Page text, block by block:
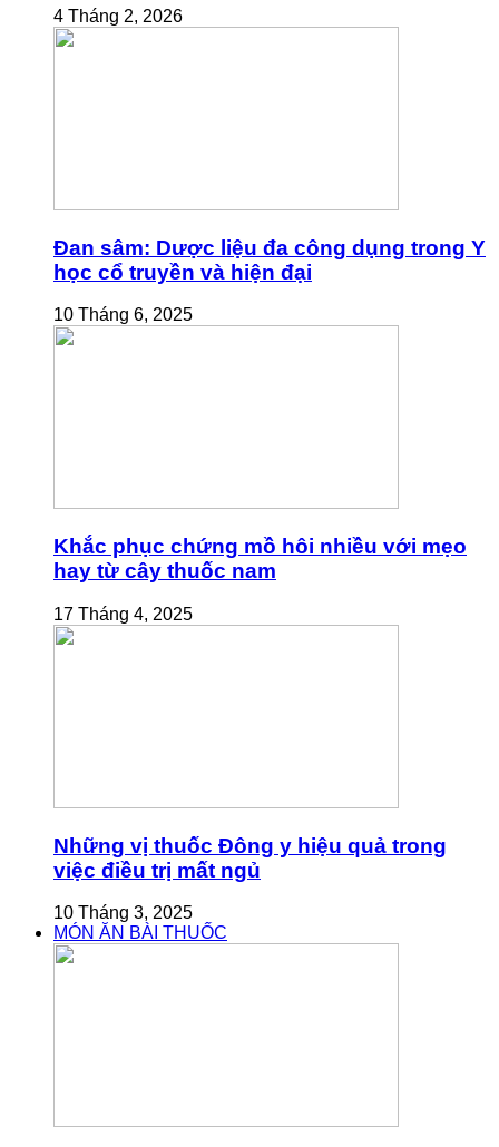
4 Tháng 2, 2026
Đan sâm: Dược liệu đa công dụng trong Y
học cổ truyền và hiện đại
10 Tháng 6, 2025
Khắc phục chứng mồ hôi nhiều với mẹo
hay từ cây thuốc nam
17 Tháng 4, 2025
Những vị thuốc Đông y hiệu quả trong
việc điều trị mất ngủ
10 Tháng 3, 2025
MÓN ĂN BÀI THUỐC